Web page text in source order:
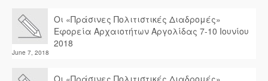
Οι «Πράσινες Πολιτιστικές Διαδρομές»
Εφορεία Αρχαιοτήτων Αργολίδας 7-10 Ιουνίου
2018
June 7, 2018
Οι «Πράσινες Πολιτιστικές Διαδρομές»